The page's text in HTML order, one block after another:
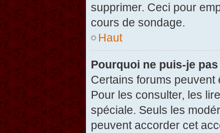
supprimer. Ceci pour
cours de sondage.
Haut
Pourquoi ne puis-je
Certains forums
Pour les consulter, les
spéciale. Seuls les
peuvent accorder cet